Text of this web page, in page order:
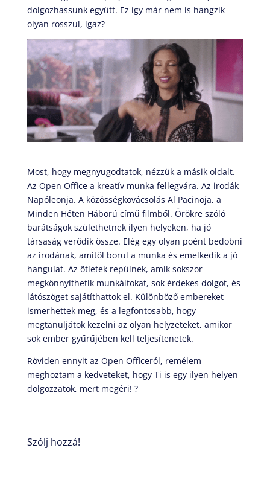
dolgozhassunk együtt. Ez így már nem is hangzik
olyan rosszul, igaz?
Most, hogy megnyugodtatok, nézzük a másik oldalt.
Az Open Office a kreatív munka fellegvára. Az irodák
Napóleonja. A közösségkovácsolás Al Pacinoja, a
Minden Héten Háború című filmből. Örökre szóló
barátságok születhetnek ilyen helyeken, ha jó
társaság verődik össze. Elég egy olyan poént bedobni
az irodának, amitől borul a munka és emelkedik a jó
hangulat. Az ötletek repülnek, amik sokszor
megkönnyíthetik munkáitokat, sok érdekes dolgot, és
látószöget sajátíthattok el. Különböző embereket
ismerhettek meg, és a legfontosabb, hogy
megtanuljátok kezelni az olyan helyzeteket, amikor
sok ember gyűrűjében kell teljesítenetek.
Röviden ennyit az Open Officeról, remélem
meghoztam a kedveteket, hogy Ti is egy ilyen helyen
dolgozzatok, mert megéri! ?
Szólj hozzá!